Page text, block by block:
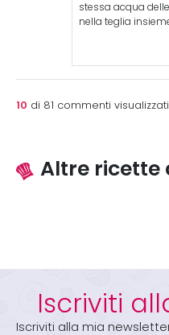
stessa acqua
nella teglia
10 di 81 commenti visualizzati
Altre ricette
Iscriviti
Iscriviti alla mia